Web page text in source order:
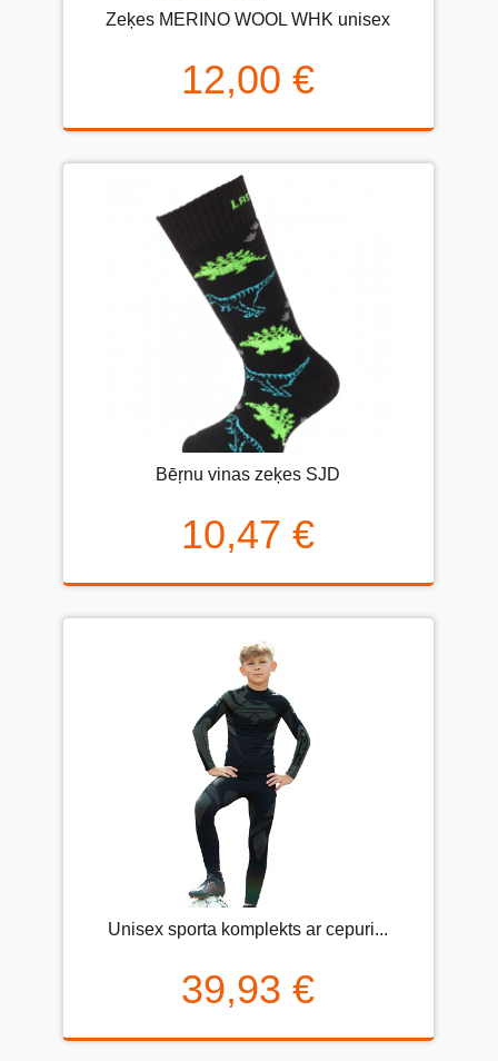
Zeķes MERINO WOOL WHK unisex
12,00 €
Bēŗnu vinas zeķes SJD
10,47 €
Unisex sporta komplekts ar cepuri...
39,93 €